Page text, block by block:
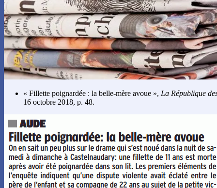
« Fillette poignardée : la belle-mère avoue », La République
16 octobre 2018, p. 48.